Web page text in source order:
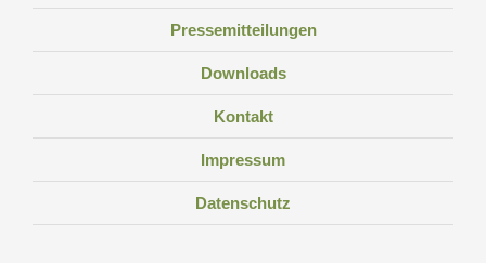
Pressemitteilungen
Downloads
Kontakt
Impressum
Datenschutz